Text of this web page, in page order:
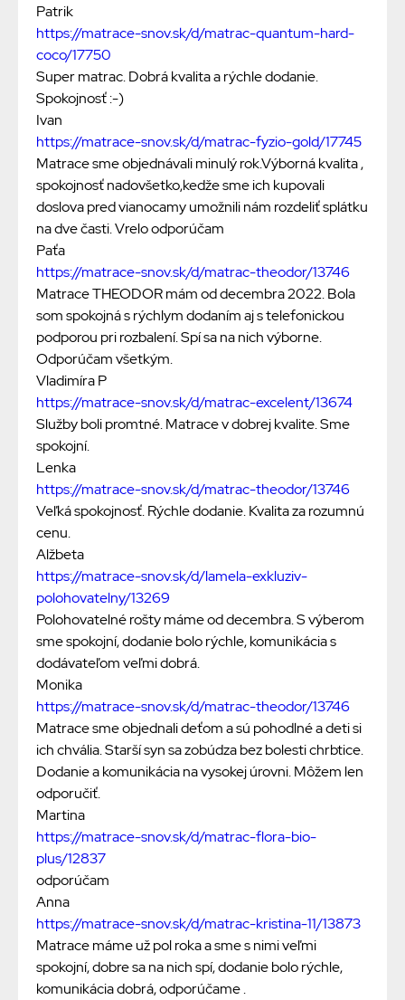
Patrik
https://matrace-snov.sk/d/matrac-quantum-hard-
coco/17750
Super matrac. Dobrá kvalita a rýchle dodanie.
Spokojnosť :-)
Ivan
https://matrace-snov.sk/d/matrac-fyzio-gold/17745
Matrace sme objednávali minulý rok.Výborná kvalita ,
spokojnosť nadovšetko,kedže sme ich kupovali
doslova pred vianocamy umožnili nám rozdeliť splátku
na dve časti. Vrelo odporúčam
Paťa
https://matrace-snov.sk/d/matrac-theodor/13746
Matrace THEODOR mám od decembra 2022. Bola
som spokojná s rýchlym dodaním aj s telefonickou
podporou pri rozbalení. Spí sa na nich výborne.
Odporúčam všetkým.
Vladimíra P
https://matrace-snov.sk/d/matrac-excelent/13674
Služby boli promtné. Matrace v dobrej kvalite. Sme
spokojní.
Lenka
https://matrace-snov.sk/d/matrac-theodor/13746
Veľká spokojnosť. Rýchle dodanie. Kvalita za rozumnú
cenu.
Alžbeta
https://matrace-snov.sk/d/lamela-exkluziv-
polohovatelny/13269
Polohovatelné rošty máme od decembra. S výberom
sme spokojní, dodanie bolo rýchle, komunikácia s
dodávateľom veľmi dobrá.
Monika
https://matrace-snov.sk/d/matrac-theodor/13746
Matrace sme objednali deťom a sú pohodlné a deti si
ich chvália. Starší syn sa zobúdza bez bolesti chrbtice.
Dodanie a komunikácia na vysokej úrovni. Môžem len
odporučiť.
Martina
https://matrace-snov.sk/d/matrac-flora-bio-
plus/12837
odporúčam
Anna
https://matrace-snov.sk/d/matrac-kristina-11/13873
Matrace máme už pol roka a sme s nimi veľmi
spokojní, dobre sa na nich spí, dodanie bolo rýchle,
komunikácia dobrá, odporúčame .